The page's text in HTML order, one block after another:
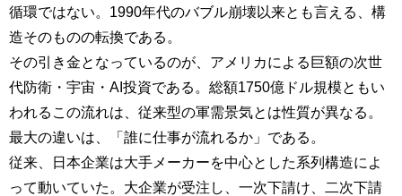
循環ではない。1990年代のバブル崩壊以来とも言える、構
造そのものの転換である。
その引き金となっているのが、アメリカによる巨額の次世
代防衛・宇宙・AI投資である。総額1750億ドル規模ともい
われるこの流れは、従来型の軍需景気とは性質が異なる。
最大の違いは、「誰に仕事が流れるか」である。
従来、日本企業は大手メーカーを中心とした系列構造によ
って動いていた。大企業が受注し、一次下請け、二次下請